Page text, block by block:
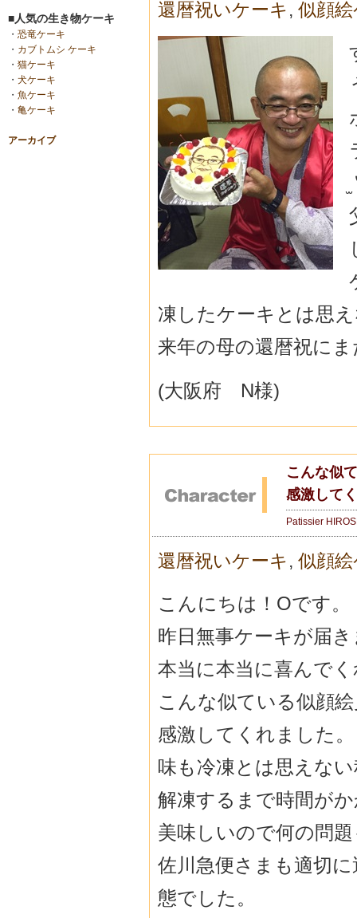
■人気の生き物ケーキ
・ 恐竜ケーキ
・ カブトムシ ケーキ
・ 猫ケーキ
・ 犬ケーキ
・ 魚ケーキ
・ 亀ケーキ
アーカイブ
還暦祝いケーキ , 似顔
凍したケーキとは思
来年の母の還暦祝に
(大阪府 N様)
こんな似
感激して
Patissier
還暦祝いケーキ , 似顔
こんにちは！Oです。
昨日無事ケーキが届
本当に本当に喜んで
こんな似ている似顔
感激してくれました。
味も冷凍とは思えな
解凍するまで時間が
美味しいので何の問
佐川急便さまも適切
態でした。